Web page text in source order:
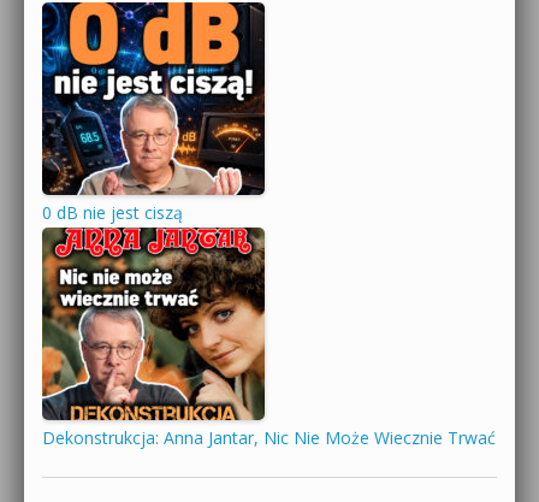
0 dB nie jest ciszą
Dekonstrukcja: Anna Jantar, Nic Nie Może Wiecznie Trwać